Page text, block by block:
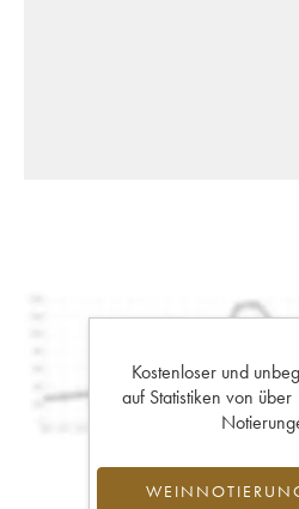
Kostenloser und
auf Statistiken von